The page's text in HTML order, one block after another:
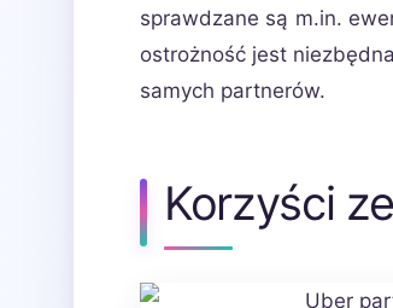
sprawdzane są m.in.
ostrożność jest
samych partnerów.
Korzyści